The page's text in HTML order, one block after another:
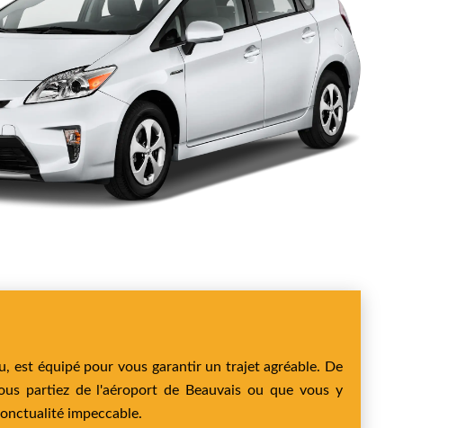
est équipé pour vous garantir un trajet agréable. De
partiez de l'aéroport de Beauvais ou que vous y
impeccable.